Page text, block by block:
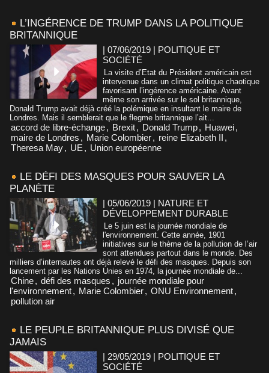
L’INGÉRENCE DE TRUMP DANS LA POLITIQUE
BRITANNIQUE
| 07/06/2019 | POLITIQUE ET
SOCIÉTÉ
La visite d’Etat du Président américain est
intervenue dans un climat politique chaotique
favorisant l’ingérence américaine. Avant
même son arrivée sur le sol britannique,
Donald Trump avait déjà créé la polémique en insultant le maire de
Londres. Mais il semblerait que le flegme britannique l’ait...
accord de libre-échange, Brexit, Donald Trump, Huawei,
maire de Londres , Marie Colombier, reine Elizabeth II ,
Theresa May, UE , Union européenne
LE DÉFI DES MASQUES POUR SAUVER LA
PLANÈTE
| 05/06/2019 | NATURE ET
DÉVELOPPEMENT DURABLE
Le 5 juin est la journée mondiale de
l'environnement. Cette année, 1901
initiatives sur le thème de la pollution de l’air
sont attendues partout dans le monde. Des
milliers d’internautes ont déjà relevé le défi des masques. Depuis son
lancement par les Nations Unies en 1974, la journée mondiale de...
Chine, défi des masques , journée mondiale pour
l'environnement, Marie Colombier, ONU Environnement,
pollution air
LE PEUPLE BRITANNIQUE PLUS DIVISÉ QUE
JAMAIS
| 29/05/2019 | POLITIQUE ET
SOCIÉTÉ